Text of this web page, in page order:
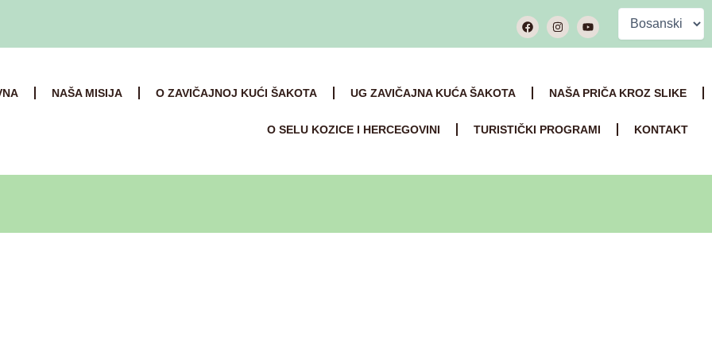
YoutubeOdaberite
jezik
NAŠA MISIJA O ZAVIČAJNOJ KUĆI ŠAKOTA UG ZAVIČAJNA KUĆA ŠAKOTA NAŠA PRIČA KROZ SLIKE
O SELU KOZICE I HERCEGOVINI TURISTIČKI PROGRAMI KONTAKT